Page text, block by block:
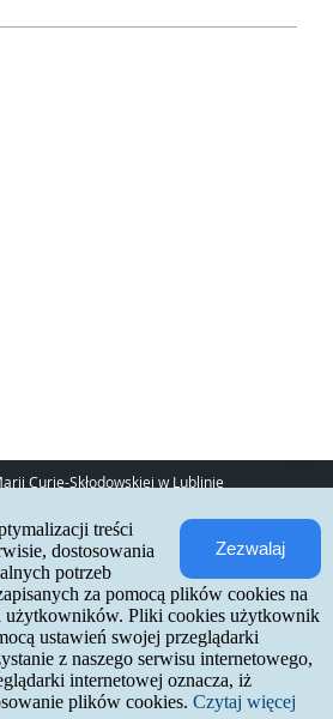
Curie-Skłodowskiej w Lublinie
umcs.pl
Rekrutacja Kandydatów
(6bf78478) :: 2026-06-17
dostępności
Zezwalaj
treści
dostosowania
potrzeb
za pomocą plików cookies na
użytkowników. Pliki cookies użytkownik
ustawień swojej przeglądarki
z naszego serwisu internetowego,
internetowej oznacza, iż
plików cookies. Czytaj więcej